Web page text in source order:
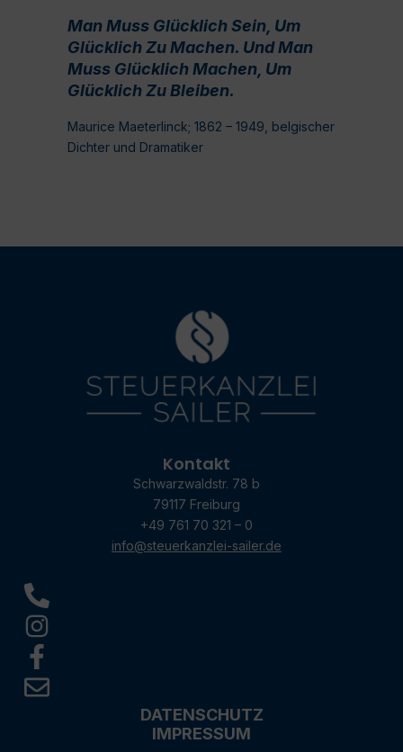
Man Muss Glücklich Sein, Um
Glücklich Zu Machen. Und Man
Muss Glücklich Machen, Um
Glücklich Zu Bleiben.
Maurice Maeterlinck; 1862 – 1949, belgischer
Dichter und Dramatiker
Kontakt
Schwarzwaldstr. 78 b
79117 Freiburg
+49 761 70 321 – 0
info@steuerkanzlei-sailer.de
DATENSCHUTZ
IMPRESSUM